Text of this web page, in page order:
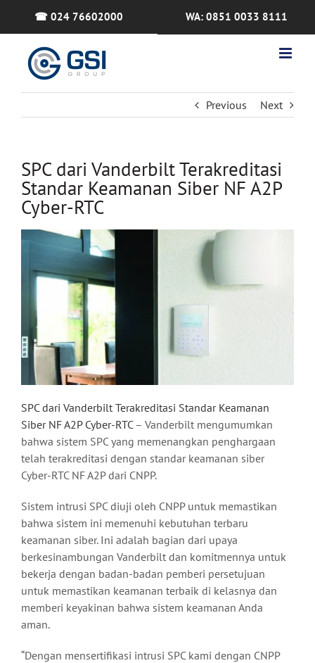
☎ 024 76602000 WA: 0851 0033 8111
Previous Next
SPC dari Vanderbilt Terakreditasi
Standar Keamanan Siber NF A2P
Cyber-RTC
SPC dari Vanderbilt Terakreditasi Standar Keamanan
Siber NF A2P Cyber-RTC– Vanderbilt mengumumkan
bahwa sistem SPC yang memenangkan penghargaan
telah terakreditasi dengan standar keamanan siber
Cyber-RTC NF A2P dari CNPP.
Sistem intrusi SPC diuji oleh CNPP untuk memastikan
bahwa sistem ini memenuhi kebutuhan terbaru
keamanan siber. Ini adalah bagian dari upaya
berkesinambungan Vanderbilt dan komitmennya untuk
bekerja dengan badan-badan pemberi persetujuan
untuk memastikan keamanan terbaik di kelasnya dan
memberi keyakinan bahwa sistem keamanan Anda
aman.
“Dengan mensertifikasi intrusi SPC kami dengan CNPP